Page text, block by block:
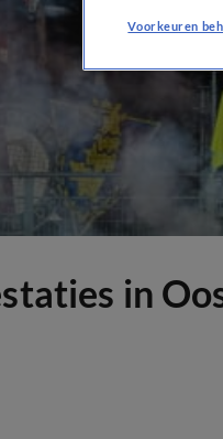
in
Voorkeuren